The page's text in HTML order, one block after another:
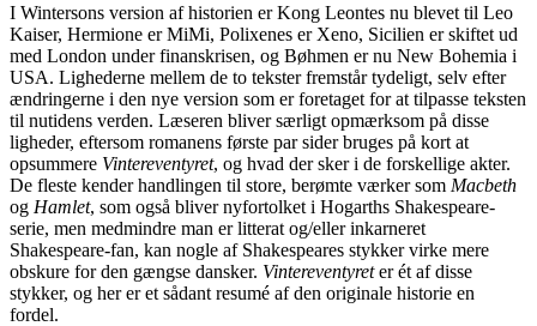
I Wintersons version af historien er Kong Leontes nu blevet til Leo
Kaiser, Hermione er MiMi, Polixenes er Xeno, Sicilien er skiftet ud
med London under finanskrisen, og Bøhmen er nu New Bohemia i
USA. Lighederne mellem de to tekster fremstår tydeligt, selv efter
ændringerne i den nye version som er foretaget for at tilpasse teksten
til nutidens verden. Læseren bliver særligt opmærksom på disse
ligheder, eftersom romanens første par sider bruges på kort at
opsummere Vintereventyret, og hvad der sker i de forskellige akter.
De fleste kender handlingen til store, berømte værker som Macbeth
og Hamlet, som også bliver nyfortolket i Hogarths Shakespeare-
serie, men medmindre man er litterat og/eller inkarneret
Shakespeare-fan, kan nogle af Shakespeares stykker virke mere
obskure for den gængse dansker. Vintereventyreter ét af disse
stykker, og her er et sådant resumé af den originale historie en
fordel.